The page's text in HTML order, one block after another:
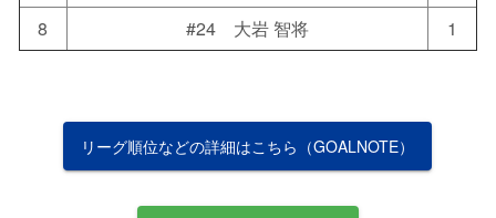
8
#24 大岩 智将 1
リーグ順位などの詳細はこちら（GOALNOTE）